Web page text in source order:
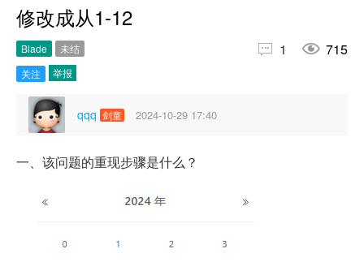
修改成从1-12
Blade
未结
关注
举报
 1  715
qqq 剑童 2024-10-29 17:40
一、该问题的重现步骤是什么？